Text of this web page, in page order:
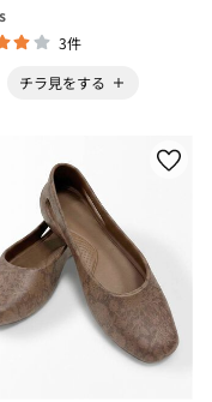
3件
チラ見をする